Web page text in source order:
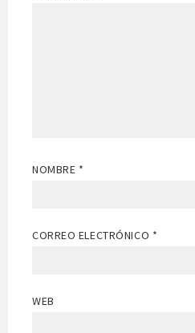
NOMBRE *
CORREO ELECTRÓNICO *
WEB